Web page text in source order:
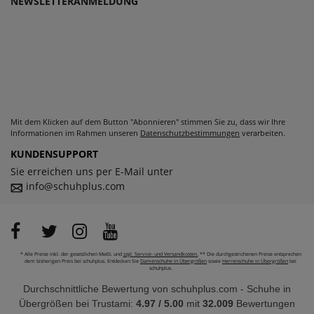
Mit dem Klicken auf dem Button "Abonnieren" stimmen Sie zu, dass wir Ihre
Informationen im Rahmen unseren Datenschutzbestimmungen verarbeiten.
KUNDENSUPPORT
Sie erreichen uns per E-Mail unter
info@schuhplus.com
* Alle Preise inkl. der gesetzlichen MwSt. und zzgl. Service- und Versandkosten. ** Die durchgestrichenen Preise entsprechen
dem bisherigen Preis bei schuhplus. Entdecken Sie Damenschuhe in Übergrößen sowie Herrenschuhe in Übergrößen bei
schuhplus.
Durchschnittliche Bewertung von schuhplus.com - Schuhe in
Übergrößen bei Trustami: 4.97 / 5.00 mit 32.009 Bewertungen